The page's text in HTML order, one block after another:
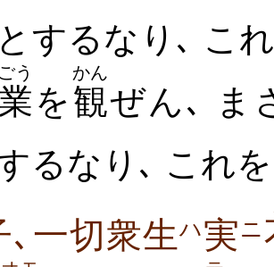
とするなり､ こ
ごう
を 観
かん
ぜん､ ま
るなり､ これを
､一切衆生ハ実ニ